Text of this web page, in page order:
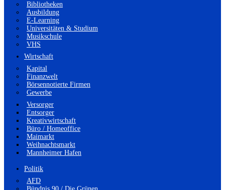
Bibliotheken
Ausbildung
E-Learning
Universitäten & Studium
Musikschule
VHS
Wirtschaft
Kapital
Finanzwelt
Börsennotierte Firmen
Gewerbe
Versorger
Entsorger
Kreativwirtschaft
Büro / Homeoffice
Maimarkt
Weihnachtsmarkt
Mannheimer Hafen
Politik
AFD